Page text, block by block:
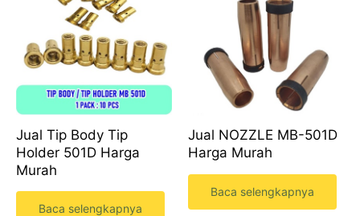
Jual Tip Body Tip
Holder 501D Harga
Murah
Baca selengkapnya
Jual NOZZLE MB-501D
Harga Murah
Baca selengkapnya